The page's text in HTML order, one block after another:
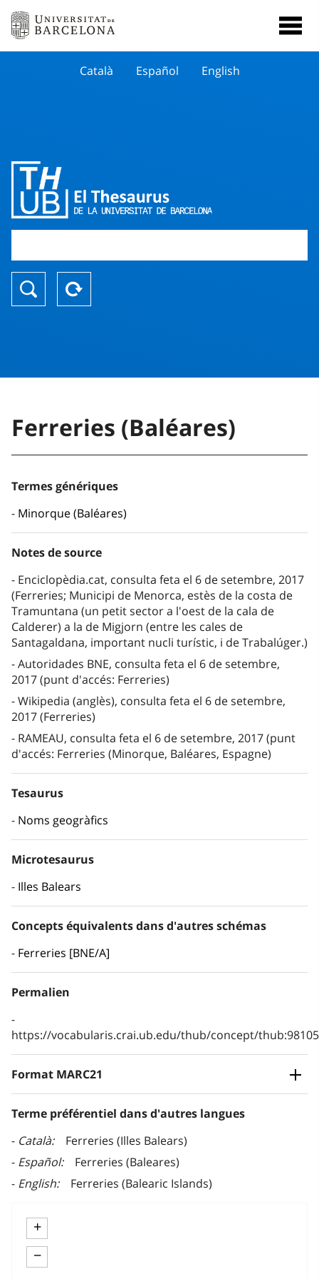
Català Español English
Ferreries (Baléares)
Termes génériques
Minorque (Baléares)
Notes de source
Enciclopèdia.cat, consulta feta el 6 de setembre, 2017
(Ferreries; Municipi de Menorca, estès de la costa de
Tramuntana (un petit sector a l'oest de la cala de
Calderer) a la de Migjorn (entre les cales de
Santagaldana, important nucli turístic, i de Trabalúger.)
Autoridades BNE, consulta feta el 6 de setembre,
2017 (punt d'accés: Ferreries)
Wikipedia (anglès), consulta feta el 6 de setembre,
2017 (Ferreries)
RAMEAU, consulta feta el 6 de setembre, 2017 (punt
d'accés: Ferreries (Minorque, Baléares, Espagne)
Tesaurus
Noms geogràfics
Microtesaurus
Illes Balears
Concepts équivalents dans d'autres schémas
Ferreries [BNE/A]
Permalien
https://vocabularis.crai.ub.edu/thub/concept/
Format MARC21
Terme préférentiel dans d'autres langues
Català
Ferreries (Illes Balears)
Español
Ferreries (Baleares)
English
Ferreries (Balearic Islands)
+
−